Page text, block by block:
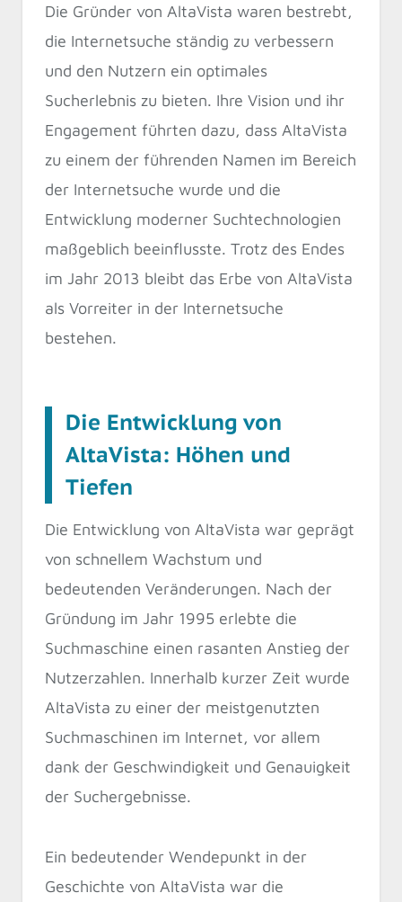
Die Gründer von AltaVista waren bestrebt,
die Internetsuche ständig zu verbessern
und den Nutzern ein optimales
Sucherlebnis zu bieten. Ihre Vision und ihr
Engagement führten dazu, dass AltaVista
zu einem der führenden Namen im Bereich
der Internetsuche wurde und die
Entwicklung moderner Suchtechnologien
maßgeblich beeinflusste. Trotz des Endes
im Jahr 2013 bleibt das Erbe von AltaVista
als Vorreiter in der Internetsuche
bestehen.
Die Entwicklung von
AltaVista: Höhen und
Tiefen
Die Entwicklung von AltaVista war geprägt
von schnellem Wachstum und
bedeutenden Veränderungen. Nach der
Gründung im Jahr 1995 erlebte die
Suchmaschine einen rasanten Anstieg der
Nutzerzahlen. Innerhalb kurzer Zeit wurde
AltaVista zu einer der meistgenutzten
Suchmaschinen im Internet, vor allem
dank der Geschwindigkeit und Genauigkeit
der Suchergebnisse.
Ein bedeutender Wendepunkt in der
Geschichte von AltaVista war die